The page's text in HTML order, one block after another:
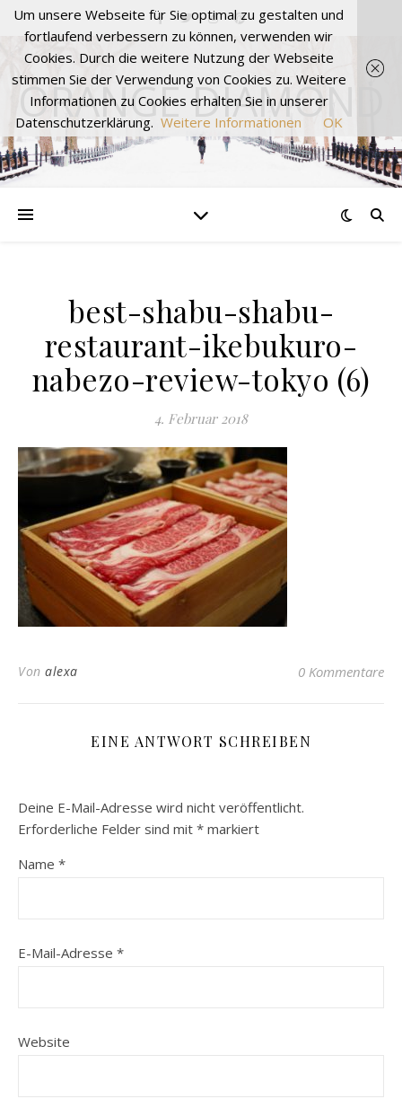
ORANGE DIAMOND
best-shabu-shabu-
restaurant-ikebukuro-
nabezo-review-tokyo (6)
4. Februar 2018
Von alexa 0 Kommentare
EINE ANTWORT SCHREIBEN
Deine E-Mail-Adresse wird nicht veröffentlicht.
Erforderliche Felder sind mit * markiert
Name *
E-Mail-Adresse *
Website
Um unsere Webseite für Sie optimal zu gestalten und
fortlaufend verbessern zu können, verwenden wir
Cookies. Durch die weitere Nutzung der Webseite
stimmen Sie der Verwendung von Cookies zu. Weitere
Informationen zu Cookies erhalten Sie in unserer
Datenschutzerklärung. Weitere Informationen OK